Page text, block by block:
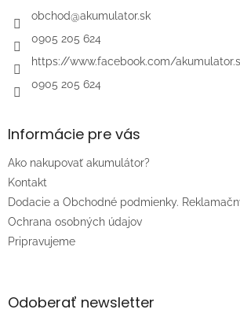
obchod@akumulator.sk
0905 205 624
https://www.facebook.com/
0905 205 624
Informácie pre vás
Ako nakupovať akumulátor?
Kontakt
Dodacie a Obchodné podmienky.
Ochrana osobných údajov
Pripravujeme
Odoberať newsletter